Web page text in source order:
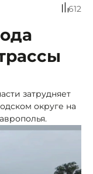
612
затрудняет
округе на